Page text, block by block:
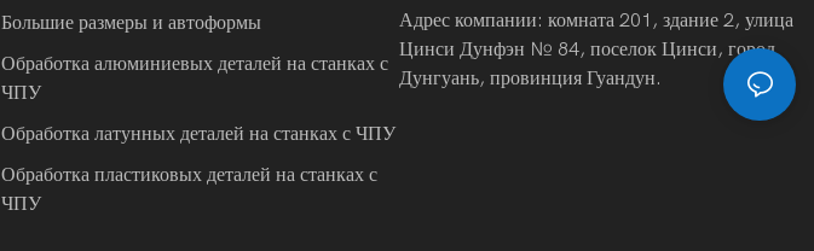
Большие размеры и автоформы
Обработка алюминиевых деталей на станках с
ЧПУ
Обработка латунных деталей на станках с ЧПУ
Обработка пластиковых деталей на станках с
ЧПУ
Адрес компании: комната 201, здание 2, улица
Цинси Дунфэн № 84, поселок Цинси, город
Дунгуань, провинция Гуандун.